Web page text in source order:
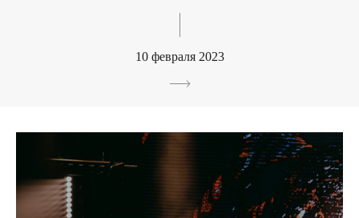
10 февраля 2023